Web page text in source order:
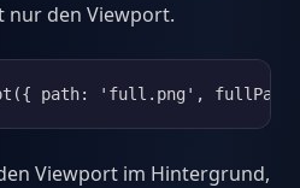
nur den Viewport.
path: 'full.png',
Viewport im Hintergrund,